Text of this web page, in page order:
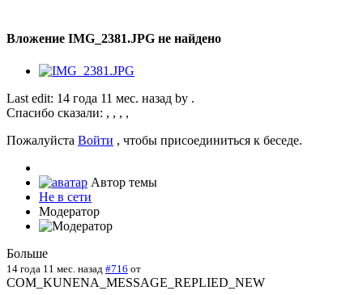
Вложение IMG_2381.JPG не найдено
Last edit: 14 года 11 мес. назад by .
Спасибо сказали: , , , ,
Пожалуйста Войти , чтобы присоединиться к беседе.
Автор темы
Не в сети
Модератор
Больше
14 года 11 мес. назад #716 от
COM_KUNENA_MESSAGE_REPLIED_NEW